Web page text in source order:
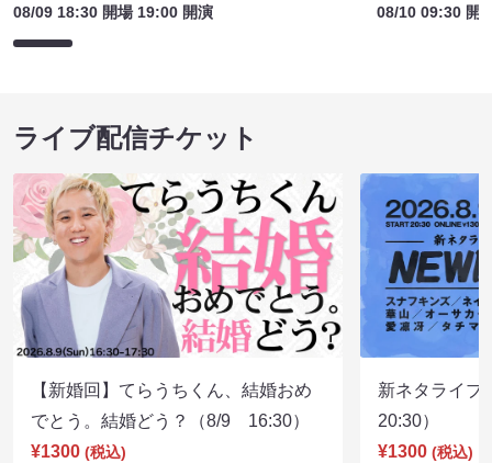
08/09 18:30 開場 19:00 開演
08/10 09:30 開
ライブ配信チケット
【新婚回】てらうちくん、結婚おめ
でとう。結婚どう？（8/9 16:30）
¥1300 (税込)
新ネタライ
20:30）
¥1300 (税込)